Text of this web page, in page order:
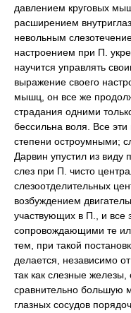
давлением круговых
расширением
невольным
настроением при П.
научится управлять
выражение своего
мышц, он все же
страдания одними
бессильна воля. Все
степени остроумными;
Дарвин упустил из виду
слез при П. чисто
слезоотделительных
возбуждением
участвующих в П., и все
сопровождающими те
тем, при такой
делается, независимо
так как слезные
сравнительно большую
глазных сосудов